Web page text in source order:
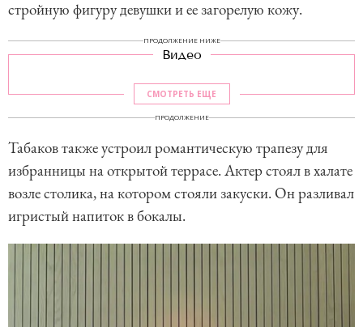
стройную фигуру девушки и ее загорелую кожу.
ПРОДОЛЖЕНИЕ НИЖЕ
Видео
СМОТРЕТЬ ЕЩЕ
ПРОДОЛЖЕНИЕ
Табаков также устроил романтическую трапезу для
избранницы на открытой террасе. Актер стоял в халате
возле столика, на котором стояли закуски. Он разливал
игристый напиток в бокалы.